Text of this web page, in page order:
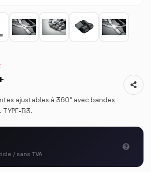
ajustables à 360° avec bandes
B3.
/ sans TVA